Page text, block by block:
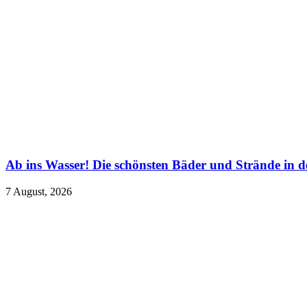
Ab ins Wasser! Die schönsten Bäder und Strände in
7 August, 2026